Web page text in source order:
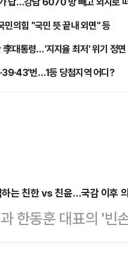
의힘 "국민 뜻 끝내 외면" 등
李대통령…'지지율 최저' 위기 정
번…1등 당첨지역 어디?
하는 친한 vs 친윤…국감 이후
한동훈 대표의 '빈
찰관 추천 절차 진